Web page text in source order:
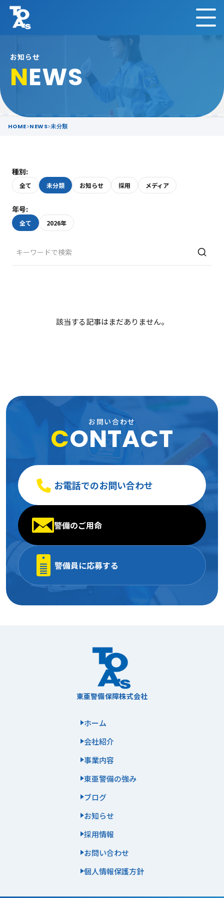
お知らせ
NEWS
HOME NEWS 未分類
種別:
全て 未分類 お知らせ 採用 メディア
年号:
全て 2026年
サイト内検索
該当する記事はまだありません。
お問い合わせ
CONTACT
お電話でのお問い合わせ
警備のご用命
警備員に応募する
東亜警備保障株式会社
ホーム
会社紹介
事業内容
東亜警備の強み
ブログ
お知らせ
採用情報
お問い合わせ
個人情報保護方針